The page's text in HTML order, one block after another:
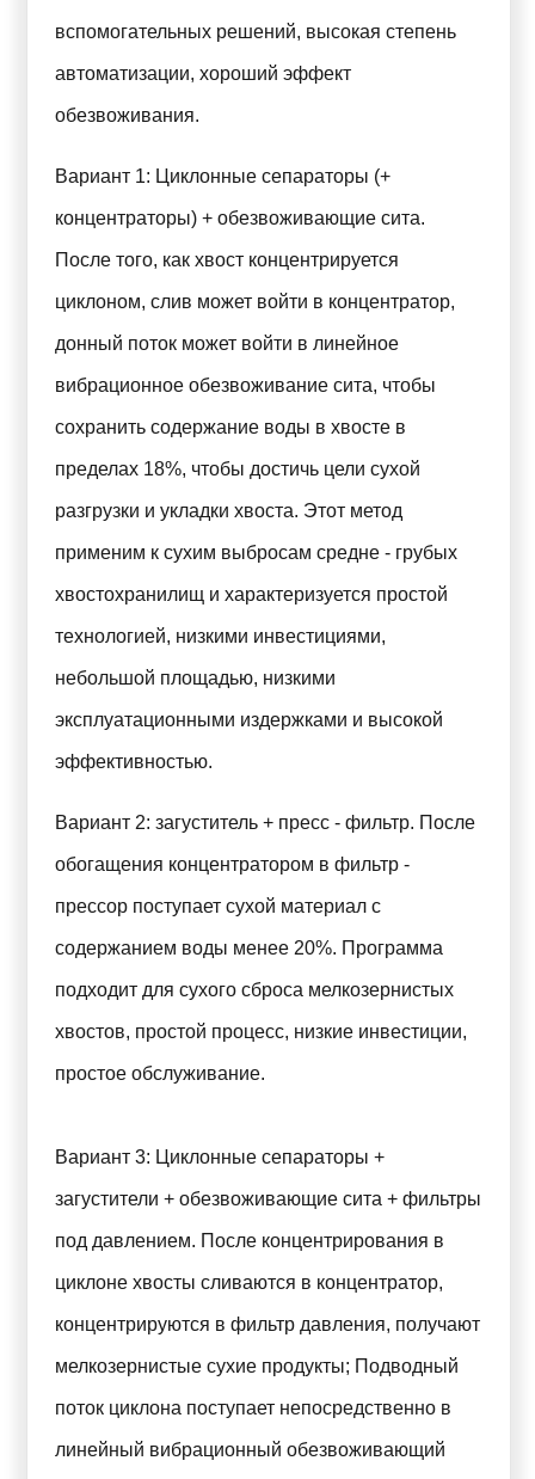
вспомогательных решений, высокая степень
автоматизации, хороший эффект
обезвоживания.
Вариант 1: Циклонные сепараторы (+
концентраторы) + обезвоживающие сита.
После того, как хвост концентрируется
циклоном, слив может войти в концентратор,
донный поток может войти в линейное
вибрационное обезвоживание сита, чтобы
сохранить содержание воды в хвосте в
пределах 18%, чтобы достичь цели сухой
разгрузки и укладки хвоста. Этот метод
применим к сухим выбросам средне - грубых
хвостохранилищ и характеризуется простой
технологией, низкими инвестициями,
небольшой площадью, низкими
эксплуатационными издержками и высокой
эффективностью.
Вариант 2: загуститель + пресс - фильтр. После
обогащения концентратором в фильтр -
прессор поступает сухой материал с
содержанием воды менее 20%. Программа
подходит для сухого сброса мелкозернистых
хвостов, простой процесс, низкие инвестиции,
простое обслуживание.
Вариант 3: Циклонные сепараторы +
загустители + обезвоживающие сита + фильтры
под давлением. После концентрирования в
циклоне хвосты сливаются в концентратор,
концентрируются в фильтр давления, получают
мелкозернистые сухие продукты; Подводный
поток циклона поступает непосредственно в
линейный вибрационный обезвоживающий